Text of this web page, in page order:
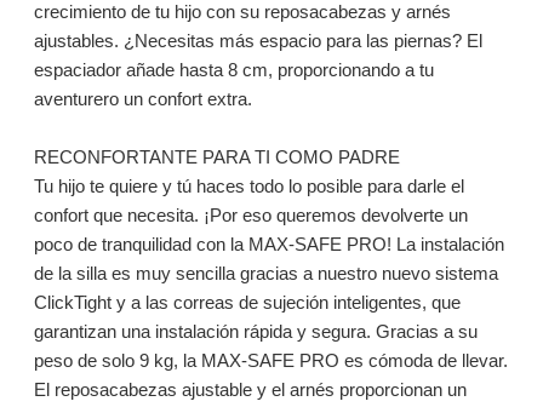
crecimiento de tu hijo con su reposacabezas y arnés
ajustables. ¿Necesitas más espacio para las piernas? El
espaciador añade hasta 8 cm, proporcionando a tu
aventurero un confort extra.
RECONFORTANTE PARA TI COMO PADRE
Tu hijo te quiere y tú haces todo lo posible para darle el
confort que necesita. ¡Por eso queremos devolverte un
poco de tranquilidad con la MAX-SAFE PRO! La instalación
de la silla es muy sencilla gracias a nuestro nuevo sistema
ClickTight y a las correas de sujeción inteligentes, que
garantizan una instalación rápida y segura. Gracias a su
peso de solo 9 kg, la MAX-SAFE PRO es cómoda de llevar.
El reposacabezas ajustable y el arnés proporcionan un